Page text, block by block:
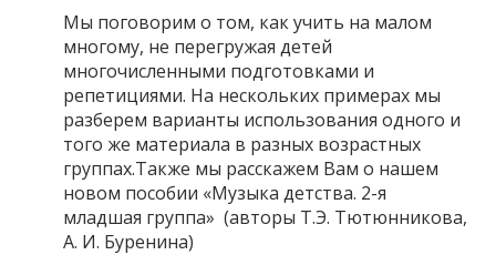
Мы поговорим о том, как учить на малом
многому, не перегружая детей
многочисленными подготовками и
репетициями. На нескольких примерах мы
разберем варианты использования одного и
того же материала в разных возрастных
группах.Также мы расскажем Вам о нашем
новом пособии «Музыка детства. 2-я
младшая группа» (авторы Т.Э. Тютюнникова,
А. И. Буренина)